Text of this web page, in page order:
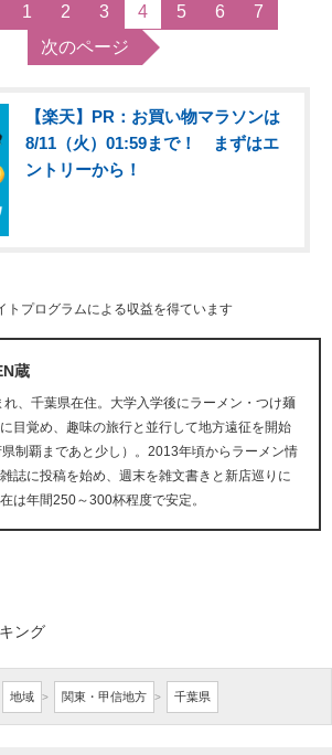
1 2 3 4 5 6
7
次のページ
【楽天】PR：お買い物マラソンは
8/11（火）01:59まで！ まずはエ
ントリーから！
プログラムによる収益を得ています
蔵
れ、千葉県在住。大学入学後にラーメン・つけ麺
目覚め、趣味の旅行と並行して地方遠征を開始
県制覇まであと少し）。2013年頃からラーメン情
誌に投稿を始め、週末を雑文書きと新店巡りに
は年間250～300杯程度で安定。
ング
地域 > 関東・甲信地方 > 千葉県